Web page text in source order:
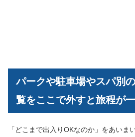
パークや駐車場やスパ別
覧をここで外すと旅程が
「どこまで出入りOKなのか」をあいま